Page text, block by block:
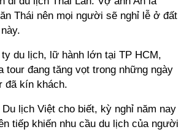
Thái nên mọi người sẽ nghỉ lễ ở đất
du lịch, lữ hành lớn tại TP HCM,
tour đang tăng vọt trong những ngày
đã kín khách.
lịch Việt cho biết, kỳ nghỉ năm nay
tiếp khiến nhu cầu du lịch của người